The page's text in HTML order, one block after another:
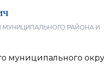
МУНИЦИПАЛЬНОГО РАЙОНА И
муниципального